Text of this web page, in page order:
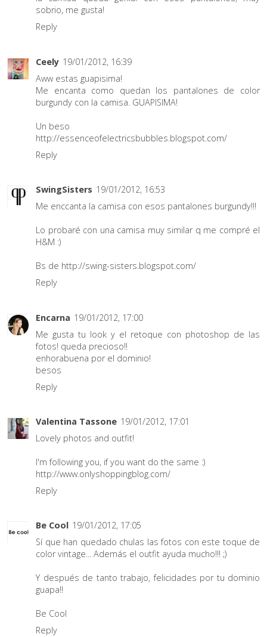
sobrio, me gusta!
Reply
Ceely 19/01/2012, 16:39
Aww estas guapisima!
Me encanta como quedan los pantalones de color
burgundy con la camisa. GUAPISIMA!
Un beso
http://essenceofelectricsbubbles.blogspot.com/
Reply
SwingSisters 19/01/2012, 16:53
Me enccanta la camisa con esos pantalones burgundy!!!
Lo probaré con una camisa muy similar q me compré el
H&M :)
Bs de http://swing-sisters.blogspot.com/
Reply
Encarna 19/01/2012, 17:00
Me gusta tu look y el retoque con photoshop de las
fotos! queda precioso!!
enhorabuena por el dominio!
besos
Reply
Valentina Tassone 19/01/2012, 17:01
Lovely photos and outfit!
I'm following you, if you want do the same :)
http://www.onlyshoppingblog.com/
Reply
Be Cool 19/01/2012, 17:05
Sí que han quedado chulas las fotos con este toque de
color vintage... Además el outfit ayuda mucho!!! ;)
Y después de tanto trabajo, felicidades por tu dominio
guapa!!
Be Cool
Reply